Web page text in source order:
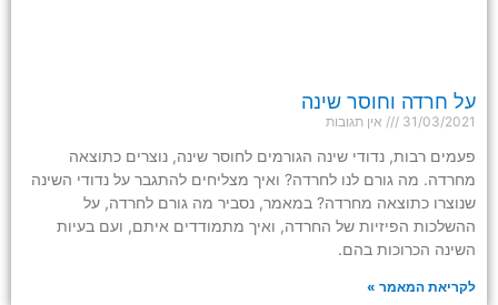
על חרדה וחוסר שינה
31/03/2021 אין תגובות
פעמים רבות, נדודי שינה הגורמים לחוסר שינה, נוצרים כתוצאה
מחרדה. מה גורם לנו לחרדה? ואיך מצליחים להתגבר על נדודי השינה
שנוצרו כתוצאה מחרדה? במאמר, נסביר מה גורם לחרדה, על
ההשלכות הפיזיות של החרדה, ואיך מתמודדים איתם, ועם בעיות
השינה הכרוכות בהם.
לקריאת המאמר »